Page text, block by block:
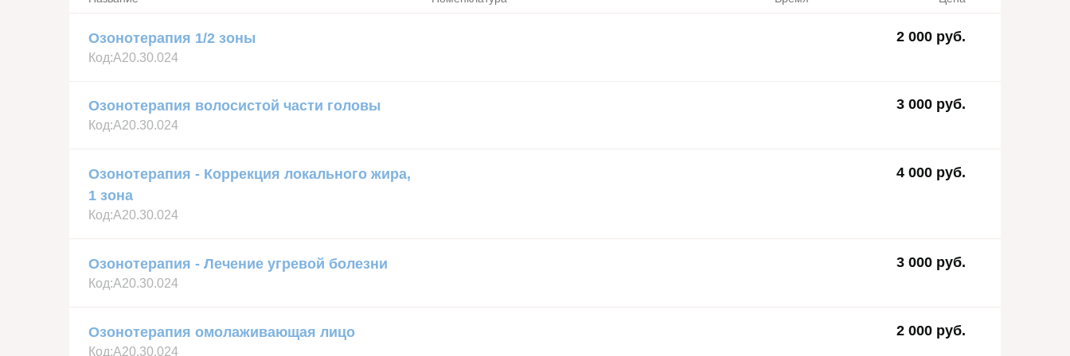
Озонотерапия 1/2 зоны
Код:А20.30.024
2 000 руб.
Озонотерапия волосистой части головы
Код:А20.30.024
3 000 руб.
Озонотерапия - Коррекция локального жира,
1 зона
Код:А20.30.024
4 000 руб.
Озонотерапия - Лечение угревой болезни
Код:А20.30.024
3 000 руб.
Озонотерапия омолаживающая лицо
Код:А20.30.024
2 000 руб.